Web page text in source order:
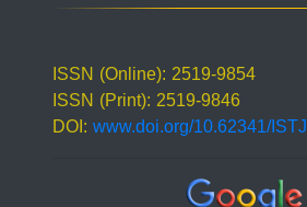
ISSN (Online): 2519-9854
ISSN (Print): 2519-9846
DOI:www.doi.org/10.62341/ISTJ